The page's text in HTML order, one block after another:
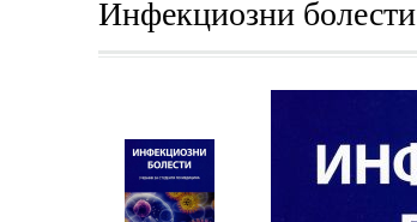
Инфекциозни болести